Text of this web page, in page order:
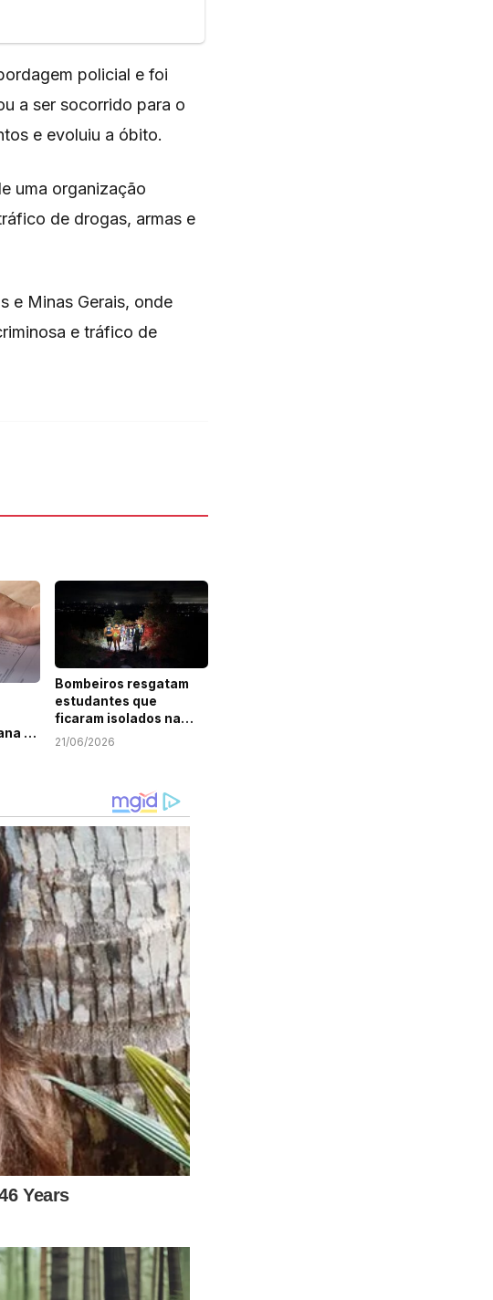
policial e foi
a ser socorrido para o
e evoluiu a óbito.
uma organização
de drogas, armas e
e Minas Gerais, onde
e tráfico de
de
Bombeiros resgatam
estudantes que
ficaram isolados na
Serra de Itabaiana
21/06/2026